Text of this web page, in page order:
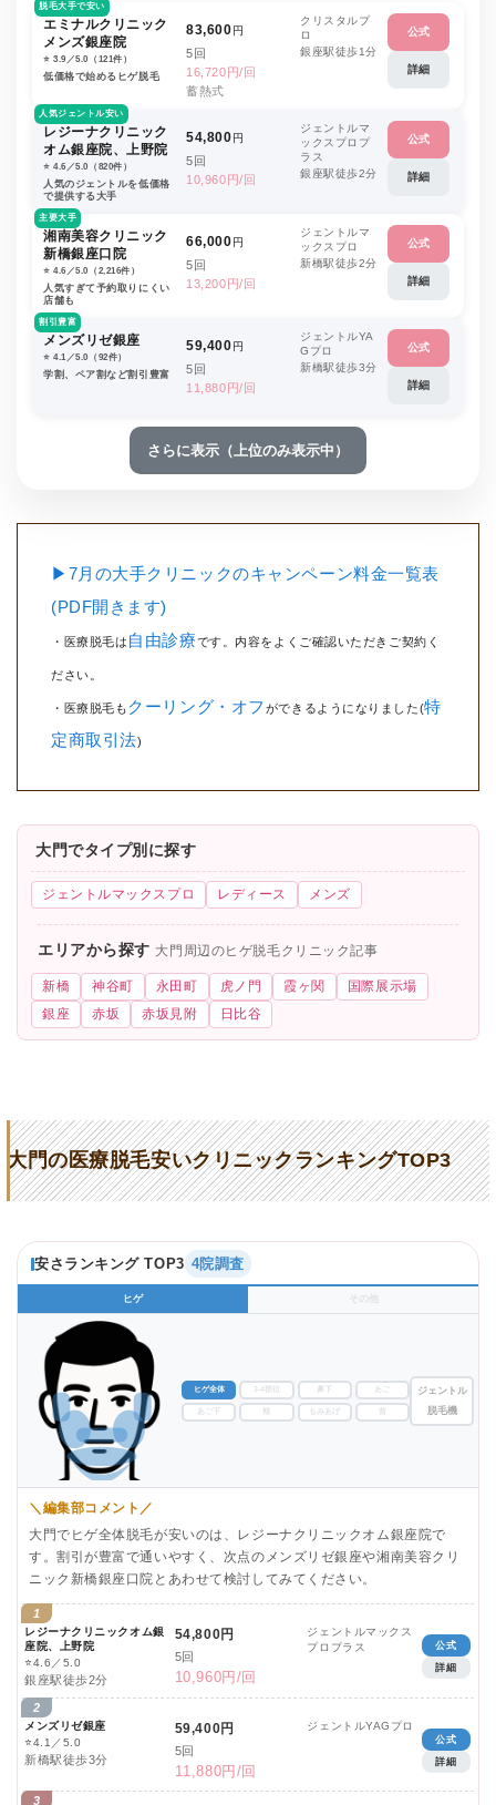
脱毛大手で安い
エミナルクリニック
メンズ銀座院
⭐️ 3.9／5.0（121件）
低価格で始めるヒゲ脱毛
83,600円
5回
16,720円/回
蓄熱式
クリスタルプ
ロ
銀座駅徒歩1分
公式
詳細
人気ジェントル安い
レジーナクリニック
オム銀座院、上野院
⭐️ 4.6／5.0（820件）
人気のジェントルを低価格
で提供する大手
54,800円
5回
10,960円/回
ジェントルマ
ックスプロプ
ラス
銀座駅徒歩2分
公式
詳細
主要大手
湘南美容クリニック
新橋銀座口院
⭐️ 4.6／5.0（2,216件）
人気すぎて予約取りにくい
店舗も
66,000円
5回
13,200円/回
ジェントルマ
ックスプロ
新橋駅徒歩2分
公式
詳細
割引豊富
メンズリゼ銀座
⭐️ 4.1／5.0（92件）
学割、ペア割など割引豊富
59,400円
5回
11,880円/回
ジェントルYA
Gプロ
新橋駅徒歩3分
公式
詳細
さらに表示（上位のみ表示中）
▶7月の大手クリニックのキャンペーン料金一覧表
(PDF開きます)
・医療脱毛は 自由診療です。内容をよくご確認いただきご契約く
ださい。
・医療脱毛も クーリング・オフ ができるようになりました(特
定商取引法)
大門でタイプ別に探す
ジェントルマックスプロ レディース メンズ
エリアから探す 大門周辺のヒゲ脱毛クリニック記事
新橋 神谷町 永田町 虎ノ門 霞ヶ関
国際展示場
銀座
赤坂 赤坂見附 日比谷
大門の医療脱毛安いクリニックランキングTOP3
安さランキング TOP3 4院調査
ヒゲ その他
ヒゲ全体 3-4部位 鼻下 あご
あご下 もみあげ
ジェントル
脱毛機
＼編集部コメント／
大門でヒゲ全体脱毛が安いのは、レジーナクリニックオム銀座院で
す。割引が豊富で通いやすく、次点のメンズリゼ銀座や湘南美容クリ
ニック新橋銀座口院とあわせて検討してみてください。
1
レジーナクリニックオム銀
座院、上野院
⭐4.6／5.0
銀座駅徒歩2分
54,800円
5回
10,960円/回
ジェントルマックス
プロプラス
公式
詳細
2
メンズリゼ銀座
⭐4.1／5.0
新橋駅徒歩3分
59,400円
5回
11,880円/回
ジェントルYAGプロ
公式
詳細
3